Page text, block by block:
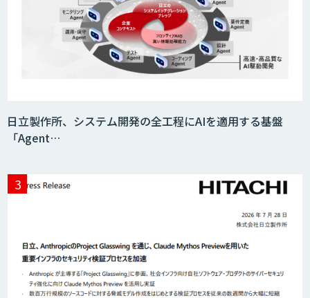
JOINT AI Flow byGMO
Acompany セキュアチャット
AI価格調査ツールSmapra
日立製作所、システム開発の全工程にAIを適用する基盤
「Agent…